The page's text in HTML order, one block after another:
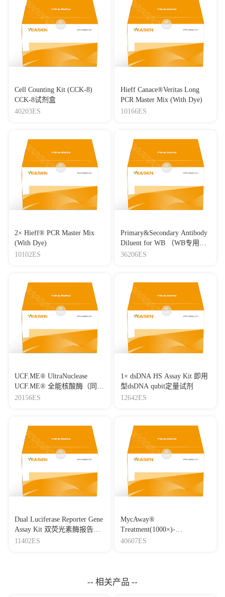
Cell Counting Kit (CCK-8)
CCK-8试剂盒
40203ES
Hieff Canace®Veritas Long
PCR Master Mix (With Dye)
10166ES
2× Hieff® PCR Master Mix
(With Dye)
10102ES
Primary&Secondary Antibody
Diluent for WB （WB专用一
抗二抗稀释液）
36206ES
UCF.ME® UltraNuclease
UCF.ME® 全能核酸酶（同
Benzonase）
20156ES
1× dsDNA HS Assay Kit 即用
型dsDNA qubit定量试剂
12642ES
Dual Luciferase Reporter Gene
Assay Kit 双荧光素酶报告基
因检测试剂盒
11402ES
MycAway®
Treatment(1000×)-
Mycoplasma Elimination
40607ES
-- 相关产品 --